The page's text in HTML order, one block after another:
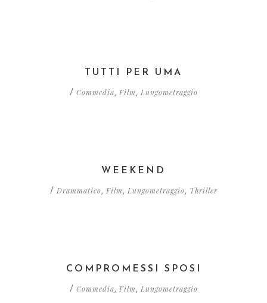
TUTTI PER UMA
/ Commedia, Film , Lungometraggio
WEEKEND
/ Drammatico, Film , Lungometraggio, Thriller
COMPROMESSI SPOSI
/ Commedia, Film , Lungometraggio